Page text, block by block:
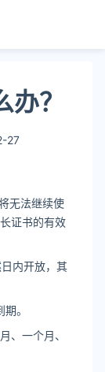
？
27
无法继续使
证书的有效
内开放，其
。
、一个月、